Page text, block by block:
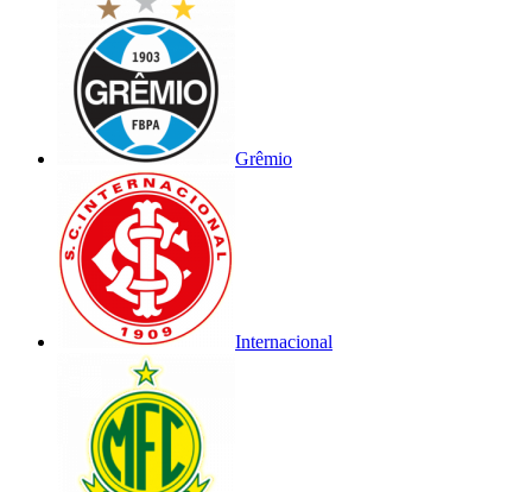
Grêmio
Internacional